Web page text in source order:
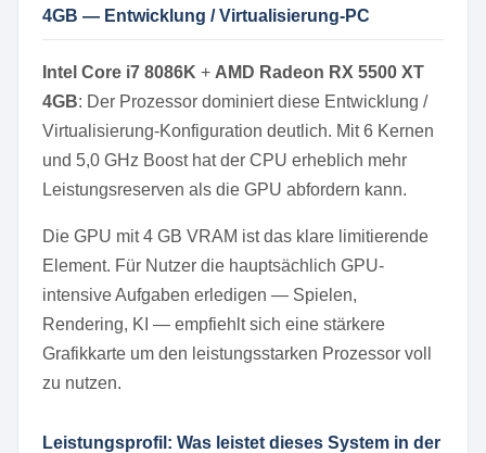
4GB — Entwicklung / Virtualisierung-PC
Intel Core i7 8086K + AMD Radeon RX 5500 XT
4GB: Der Prozessor dominiert diese Entwicklung /
Virtualisierung-Konfiguration deutlich. Mit 6 Kernen
und 5,0 GHz Boost hat der CPU erheblich mehr
Leistungsreserven als die GPU abfordern kann.
Die GPU mit 4 GB VRAM ist das klare limitierende
Element. Für Nutzer die hauptsächlich GPU-
intensive Aufgaben erledigen — Spielen,
Rendering, KI — empfiehlt sich eine stärkere
Grafikkarte um den leistungsstarken Prozessor voll
zu nutzen.
Leistungsprofil: Was leistet dieses System in der